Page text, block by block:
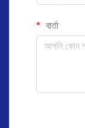
বার্তা